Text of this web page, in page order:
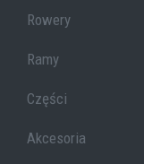
Rowery
Ramy
Części
Akcesoria